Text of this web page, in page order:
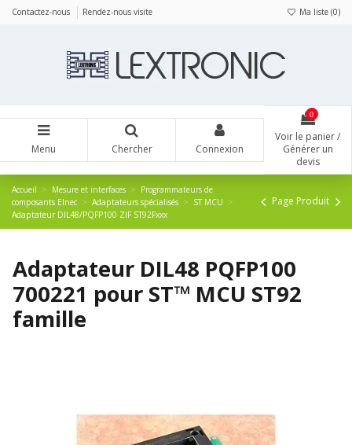
Contactez-nous Rendez-nous visite Ma liste (0)
Menu Chercher Connexion
0
Voir le panier /
Générer un
devis
Accueil Mesure et interfaces
Programmateurs de
composants Elnec
Adaptateurs spécialisés
ST MCU
Adaptateur DIL48/PQFP100 ZIF ST92Fxxx
Page Produit
Adaptateur DIL48 PQFP100
700221 pour ST™ MCU ST92
famille
Panneau de gestion des cookies